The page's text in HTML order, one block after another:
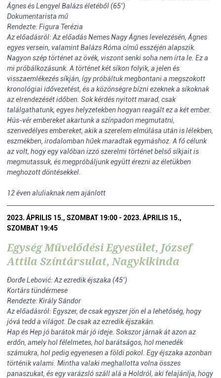
Ágnes és Lengyel Balázs életéből (65’)
Dokumentarista mű
Rendezte: Figura Terézia
Az előadásról: Az előadás Nemes Nagy Ágnes levelezésén, Ágnes
egyes versein, valamint Balázs Róma című esszéjén alapszik.
Nagyon szép történet az övék, viszont senki soha nem írta le. Ez a
mi próbálkozásunk. A történet két síkon folyik, a jelen és
visszaemlékezés síkján, így próbáltuk megbontani a megszokott
kronológiai idővezetést, és a közönségre bízni ezeknek a síkoknak
az elrendezését időben. Sok kérdés nyitott marad, csak
találgathatunk, egyes helyzetekben hogyan reagált ez a két ember.
Hús-vér embereket akartunk a színpadon megmutatni,
szenvedélyes embereket, akik a szerelem elmúlása után is lélekben,
eszmékben, irodalomban hűek maradtak egymáshoz. A fő célunk
az volt, hogy egy valóban izzó szerelmi történet belső síkjait is
megmutassuk, és megpróbáljunk együtt érezni az életükben
meghozott döntésekkel.
12 éven aluliaknak nem ajánlott
2023. ÁPRILIS 15., SZOMBAT 19:00 - 2023. ÁPRILIS 15.,
SZOMBAT 19:45
Egység Művelődési Egyesület, József
Attila Színtársulat, Nagykikinda
Đorđe Lebović: Az ezredik éjszaka (45’)
Kortárs tündérmese
Rendezte: Király Sándor
Az előadásról: Egyszer, de csak egyszer jön el a lehetőség, hogy
jóvá tedd a világot. De csak az ezredik éjszakán.
Hap és Hep jó barátok már jó ideje. Sokszor járnak át azon az
erdőn, amely hol félelmetes, hol barátságos, hol menedék
számukra, hol pedig egyenesen a földi pokol. Egy éjszaka azonban
történik valami. Mintha valaki meghallotta volna összes
panaszukat, és egy varázsló száll alá a Holdról, aki felajánlja, hogy